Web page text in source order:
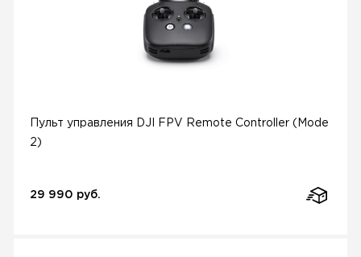
Пульт управления DJI FPV Remote Controller (Mode
2)
29 990 руб.